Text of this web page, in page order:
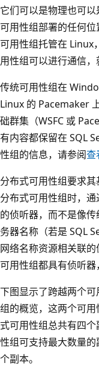
它们可以是物理也可
可用性组部署的任何
可用性组托管在 Linux
用性组可以进行通信，
传统可用性组在
Linux 的 Pacemaker
础群集（WSFC 或
有内容都保留在 SQL
性组的信息，请参阅查
分布式可用性组要求
分布式可用性组时，
的侦听器，而不是像
务器名称（若是 SQL
网络名称资源相关联
可用性组都具有侦听器
下图显示了跨越两个
组的概览，这两个可用
式可用性组总共有四
性组可支持最大数量
个副本。